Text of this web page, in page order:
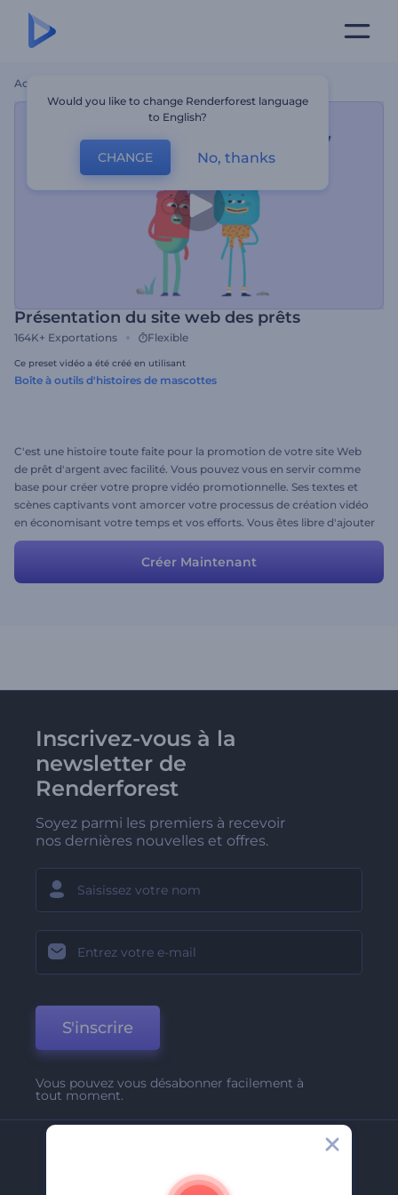
Accueil
Présentation du site web des prêts
164K+ Exportations Flexible
Ce preset vidéo a été créé en utilisant
Boîte à outils d'histoires de mascottes
C'est une histoire toute faite pour la promotion de votre site Web
de prêt d'argent avec facilité. Vous pouvez vous en servir comme
base pour créer votre propre vidéo promotionnelle. Ses textes et
scènes captivants vont amorcer votre processus de création vidéo
en économisant votre temps et vos efforts. Vous êtes libre d'ajouter
ou de supprimer toute scène de votre choix pour correspondre à
vos propres services et idées.Créer Maintenant
Inscrivez-vous à la
newsletter de
Renderforest
Soyez parmi les premiers à recevoir
nos dernières nouvelles et offres.
S'inscrire
Vous pouvez vous désabonner facilement à
tout moment.
A Propos De Nous
Would you like to change Renderforest language
to English?
CHANGE No, thanks